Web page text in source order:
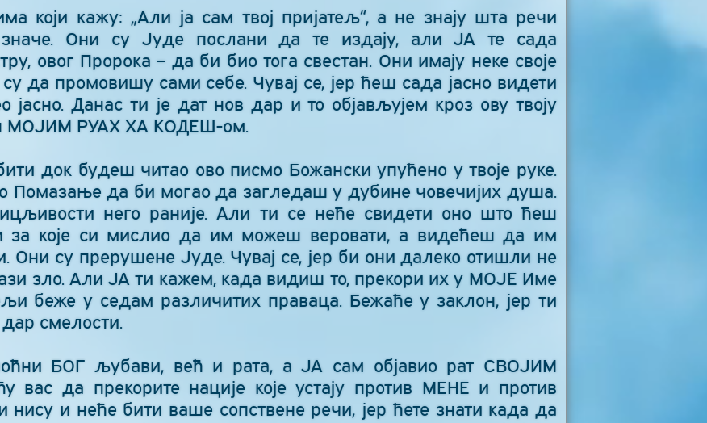
који кажу: „Али ја сам твој пријатељ“, а не знају шта речи
значе. Они су Јуде послани да те издају, али ЈА те сада
овог Пророка – да би био тога свестан. Они имају неке своје
да промовишу сами себе. Чувај се, јер ћеш сада јасно видети
Данас ти је дат нов дар и то објављујем кроз ову твоју
МОЈИМ РУАХ ХА КОДЕШ-ом.
док будеш читао ово писмо Божански упућено у твоје руке.
Помазање да би могао да загледаш у дубине човечијих душа.
него раније. Али ти се неће свидети оно што ћеш
за које си мислио да им можеш веровати, а видећеш да им
Они су прерушене Јуде. Чувај се, јер би они далеко отишли не
зло. Али ЈА ти кажем, када видиш то, прекори их у МОЈЕ Име
беже у седам различитих праваца. Бежаће у заклон, јер ти
смелости.
БОГ љубави, већ и рата, а ЈА сам објавио рат СВОЈИМ
вас да прекорите нације које устају против МЕНЕ и против
нису и неће бити ваше сопствене речи, јер ћете знати када да